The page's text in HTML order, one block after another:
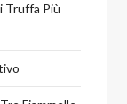
Truffa Più